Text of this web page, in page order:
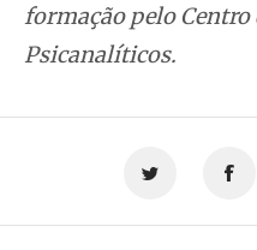
formação pelo Centro
Psicanalíticos.